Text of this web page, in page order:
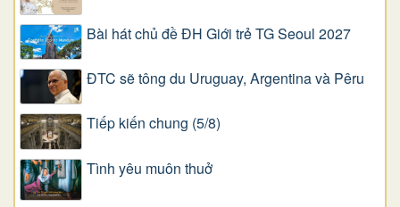
Bài hát chủ đề ĐH Giới trẻ TG Seoul 2027
ĐTC sẽ tông du Uruguay, Argentina và Pêru
Tiếp kiến chung (5/8)
Tình yêu muôn thuở